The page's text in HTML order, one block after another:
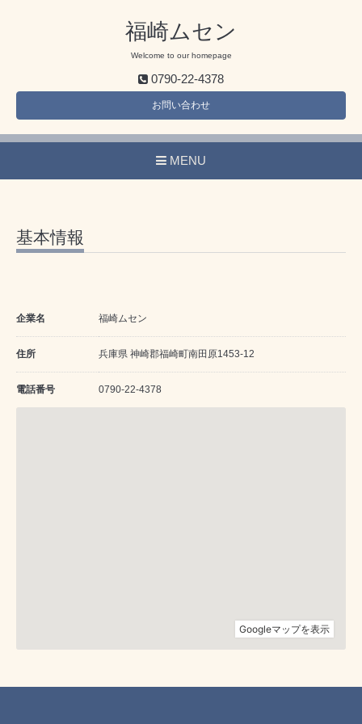
福崎ムセン
Welcome to our homepage
0790-22-4378
お問い合わせ
MENU
基本情報
企業名 福崎ムセン
住所 兵庫県 神崎郡福崎町南田原1453-12
電話番号 0790-22-4378